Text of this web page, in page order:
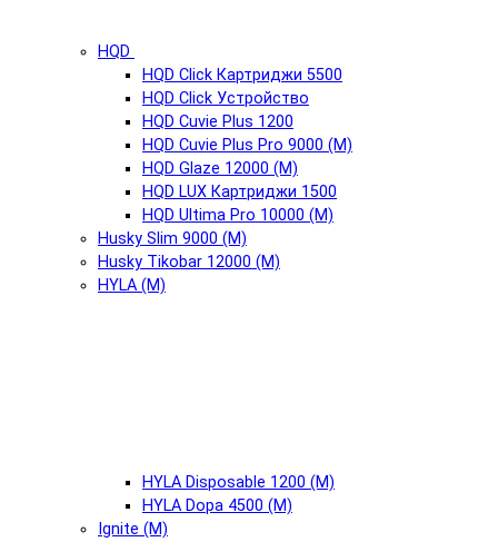
HQD
HQD Click Картриджи 5500
HQD Click Устройство
HQD Cuvie Plus 1200
HQD Cuvie Plus Pro 9000 (М)
HQD Glaze 12000 (М)
HQD LUX Картриджи 1500
HQD Ultima Pro 10000 (М)
Husky Slim 9000 (М)
Husky Tikobar 12000 (М)
HYLA (М)
HYLA Disposable 1200 (М)
HYLA Dopa 4500 (М)
Ignite (М)